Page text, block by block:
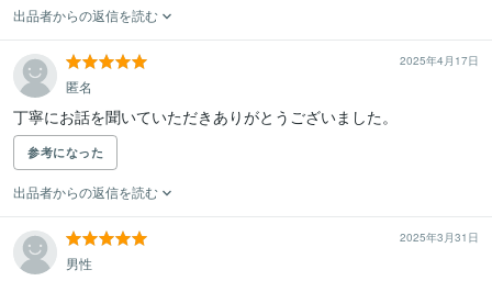
出品者からの返信を読む
2025年4月17日
匿名
丁寧にお話を聞いていただきありがとうございました。
参考になった
出品者からの返信を読む
2025年3月31日
男性